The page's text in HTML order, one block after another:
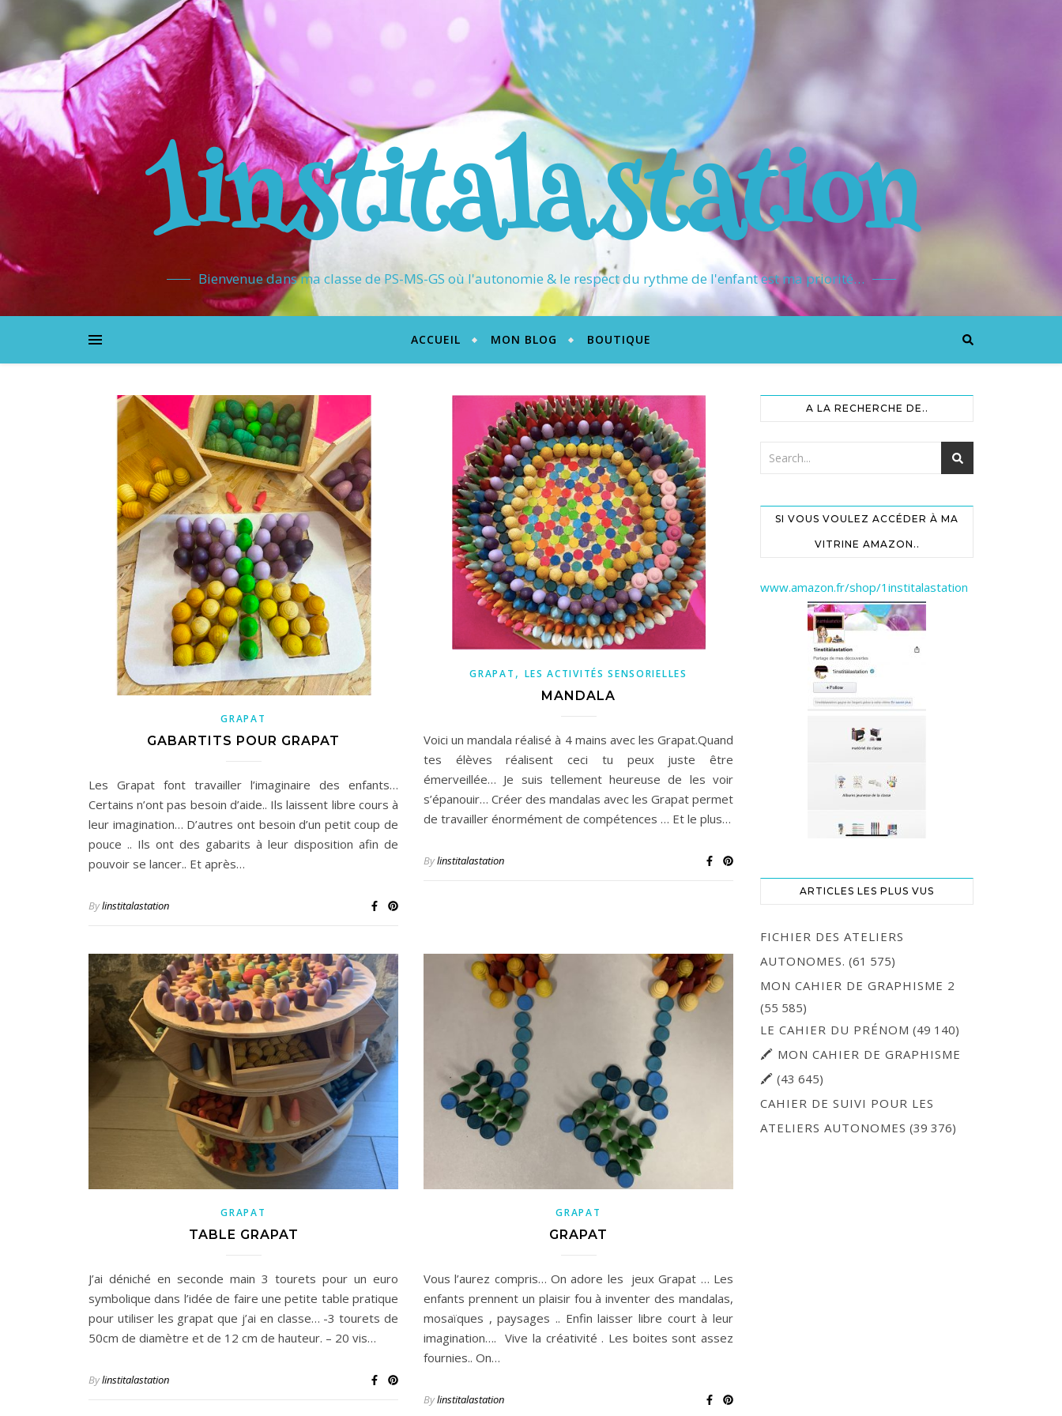
1institalastation
Bienvenue dans ma classe de PS-MS-GS où l'autonomie & le respect du rythme de l'enfant est ma priorité…
ACCUEIL MON BLOG BOUTIQUE
GRAPAT
GABARTITS POUR GRAPAT
Les Grapat font travailler l’imaginaire des enfants…
Certains n’ont pas besoin d’aide.. Ils laissent libre cours à
leur imagination… D’autres ont besoin d’un petit coup de
pouce .. Ils ont des gabarits à leur disposition afin de
pouvoir se lancer.. Et après…
Bylinstitalastation
GRAPAT , LES ACTIVITÉS SENSORIELLES
MANDALA
Voici un mandala réalisé à 4 mains avec les Grapat.Quand
tes élèves réalisent ceci tu peux juste être
émerveillée… Je suis tellement heureuse de les voir
s’épanouir… Créer des mandalas avec les Grapat permet
de travailler énormément de compétences … Et le plus…
Bylinstitalastation
GRAPAT
TABLE GRAPAT
J’ai déniché en seconde main 3 tourets pour un euro
symbolique dans l’idée de faire une petite table pratique
pour utiliser les grapat que j’ai en classe… -3 tourets de
50cm de diamètre et de 12 cm de hauteur. – 20 vis…
Bylinstitalastation
GRAPAT
GRAPAT
Vous l’aurez compris… On adore les jeux Grapat … Les
enfants prennent un plaisir fou à inventer des mandalas,
mosaïques , paysages .. Enfin laisser libre court à leur
imagination…. Vive la créativité . Les boites sont assez
fournies.. On…
Bylinstitalastation
A LA RECHERCHE DE..
SI VOUS VOULEZ ACCÉDER À MA
VITRINE AMAZON..
www.amazon.fr/shop/1institalastation
ARTICLES LES PLUS VUS
FICHIER DES ATELIERS
AUTONOMES. (61 575)
MON CAHIER DE GRAPHISME 2
(55 585)
LE CAHIER DU PRÉNOM (49 140)
🖍 MON CAHIER DE GRAPHISME
🖍 (43 645)
CAHIER DE SUIVI POUR LES
ATELIERS AUTONOMES (39 376)